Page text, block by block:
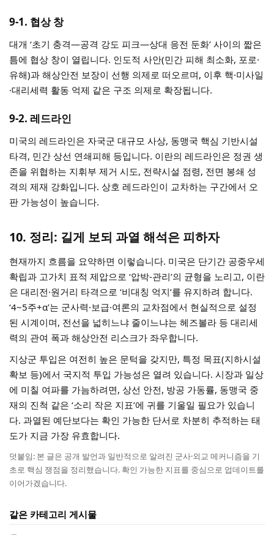
9-1. 협상 창
대개 ‘초기 충격—공격 강도 피크—상대 응전 둔화’ 사이의 짧은
틈에 협상 창이 열립니다. 인도적 사안(민간 피해 최소화, 포로·
유해)과 해상안전 보장이 선행 의제로 떠오르며, 이후 핵·미사일
·대리세력 활동 억제 같은 구조 의제로 확장됩니다.
9-2. 레드라인
미국의 레드라인은 자국군 대규모 사상, 동맹국 핵심 기반시설
타격, 민간 상선 연쇄피해 등입니다. 이란의 레드라인은 정권 생
존을 위협하는 지휘부 제거 시도, 전략시설 점령, 전면 봉쇄 성
격의 제재 강화입니다. 상호 레드라인이 교차하는 구간에서 오
판 가능성이 높습니다.
10. 정리: 길게 보되 과열 해석은 피하자
현재까지 흐름을 요약하면 이렇습니다. 미국은 단기간 공중우세
확립과 고가치 표적 제압으로 ‘압박-관리’의 균형을 노리고, 이란
은 대리전·원거리 타격으로 ‘비대칭 억지’를 유지하려 합니다.
‘4~5주+α’는 군사력·보급·여론의 교차점에서 현실적으로 설정
된 시계이며, 전선을 넓히느냐 줄이느냐는 헤즈볼라 등 대리세
력의 관여 폭과 해상안전 리스크가 좌우합니다.
지상군 투입은 여전히 높은 문턱을 갖지만, 특정 목표(지하시설
확보 등)에서 국지적 투입 가능성은 열려 있습니다. 시장과 일상
에 미칠 여파를 가늠하려면, 상선 안전, 방공 가동률, 동맹국 중
재의 진척 같은 ‘소리 작은 지표’에 귀를 기울일 필요가 있습니
다. 과열된 예단보다는 확인 가능한 단서로 차분히 추적하는 태
도가 지금 가장 유효합니다.
덧붙임: 본 글은 공개 발언과 일반적으로 알려진 군사·외교 메커니즘을 기
초로 핵심 쟁점을 정리했습니다. 확인 가능한 지표를 중심으로 업데이트를
이어가겠습니다.
같은 카테고리 게시물